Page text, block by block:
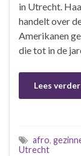
in Utrecht.
handelt over
Amerikanen
die tot in de
Lees verder
afro,
Utrecht